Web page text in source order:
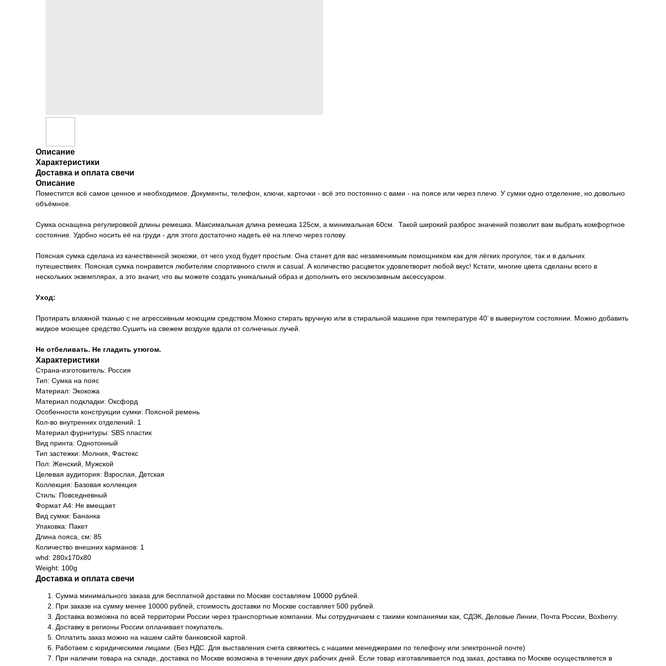
Описание
Характеристики
Доставка и оплата свечи
Описание
Поместится всё самое ценное и необходимое. Документы, телефон, ключи, карточки - всё это постоянно с вами - на поясе или через плечо. У сумки одно отделение, но довольно
объёмное.
Сумка оснащена регулировкой длины ремешка. Максимальная длина ремешка 125см, а минимальная 60см. Такой широкий разброс значений позволит вам выбрать комфортное
состояние. Удобно носить её на груди - для этого достаточно надеть её на плечо через голову.
Поясная сумка сделана из качественной экокожи, от чего уход будет простым. Она станет для вас незаменимым помощником как для лёгких прогулок, так и в дальних
путешествиях. Поясная сумка понравится любителям спортивного стиля и casual. А количество расцветок удовлетворит любой вкус! Кстати, многие цвета сделаны всего в
нескольких экземплярах, а это значит, что вы можете создать уникальный образ и дополнить его эксклюзивным аксессуаром.
Уход:
Протирать влажной тканью с не агрессивным моющим средством.Можно стирать вручную или в стиральной машине при температуре 40’ в вывернутом состоянии. Можно добавить
жидкое моющее средство.Сушить на свежем воздухе вдали от солнечных лучей.
Не отбеливать. Не гладить утюгом.
Характеристики
Страна-изготовитель: Россия
Тип: Сумка на пояс
Материал: Экокожа
Материал подкладки: Оксфорд
Особенности конструкции сумки: Поясной ремень
Кол-во внутренних отделений: 1
Материал фурнитуры: SBS пластик
Вид принта: Однотонный
Тип застежки: Молния, Фастекс
Пол: Женский, Мужской
Целевая аудитория: Взрослая, Детская
Коллекция: Базовая коллекция
Стиль: Повседневный
Формат А4: Не вмещает
Вид сумки: Бананка
Упаковка: Пакет
Длина пояса, см: 85
Количество внешних карманов: 1
whd: 280x170x80
Weight: 100g
Доставка и оплата свечи
Сумма минимального заказа для бесплатной доставки по Москве составляем 10000 рублей.
При заказе на сумму менее 10000 рублей, стоимость доставки по Москве составляет 500 рублей.
Доставка возможна по всей территории России через транспортные компании. Мы сотрудничаем с такими компаниями как, СДЭК, Деловые Линии, Почта России, Boxberry.
Доставку в регионы России оплачивает покупатель.
Оплатить заказ можно на нашем сайте банковской картой.
Работаем с юридическими лицами. (Без НДС. Для выставления счета свяжитесь с нашими менеджерами по телефону или электронной почте)
При наличии товара на складе, доставка по Москве возможна в течении двух рабочих дней. Если товар изготавливается под заказ, доставка по Москве осуществляется в